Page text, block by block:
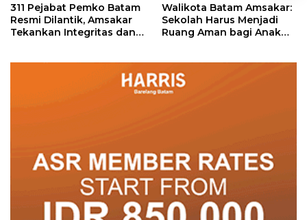
311 Pejabat Pemko Batam
Resmi Dilantik, Amsakar
Tekankan Integritas dan
Walikota Batam Amsakar:
Sekolah Harus Menjadi
Ruang Aman bagi Anak